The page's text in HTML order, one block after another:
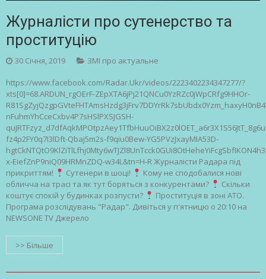
Журналісти про сутенерство та
проституцію
30 Січня, 2019 ЗМІ про актуальне
https://www.facebook.com/Radar.Ukr/videos/2223402234347277/?
xts[0]=68.ARDUN_rgOErF-ZEpXTA6jPj21QNCu0YzRZc0jWpCRfg9HHOr-
nFuhmYhCceCxbv4P7sHSlPXSJGSH-
fz4p2FY0q7I3lDft-Qbaj5m2s-f9qiu0Bew-YG5PVzJxayMIA53D-
x-EiefZnP9niQ09HRMnZDQ-w34L&tn=H-R Журналісти Радара під
прикриттям!
Сутенери в шоці!
Кому не сподобалися нові
обличча на трасі та як тут боряться з конкурентами?
Скільки
коштує спокій у будинках розпусти?
Проституція в зоні АТО.
Програма розслідувань "Радар". Дивіться у п'ятницю о 20:10 на
NEWSONE TV Джерело
>> Більше